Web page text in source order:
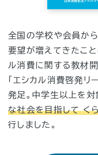
全国の学校や会員か
要望が増えてきたこと
ル消費に関する教材
「エシカル消費啓発リ
発足。中学生以上を対
な社会を目指して く
行しました。